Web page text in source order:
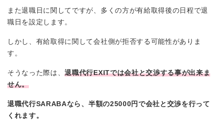
また退職日に関してですが、多くの方が有給取得後の日程で退
職日を設定します。
しかし、有給取得に関して会社側が拒否する可能性がありま
す。
そうなった際は、退職代行EXITでは会社と交渉する事が出来ま
せん。
退職代行SARABAなら、半額の25000円で会社と交渉を行って
くれます。